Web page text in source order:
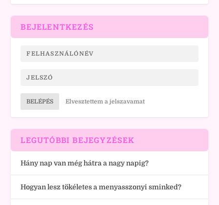
BEJELENTKEZÉS
BELÉPÉS Elvesztettem a jelszavamat
LEGUTÓBBI BEJEGYZÉSEK
Hány nap van még hátra a nagy napig?
Hogyan lesz tökéletes a menyasszonyi sminked?